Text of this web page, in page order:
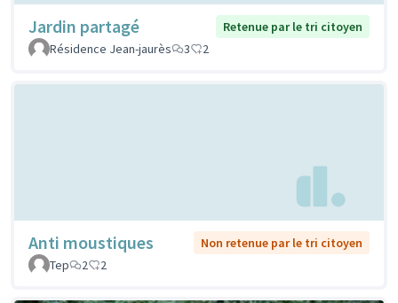
Jardin partagé
Retenue par le tri citoyen
Résidence Jean-jaurès
3 2
Anti moustiques
Non retenue par le tri citoyen
Tep
2 2